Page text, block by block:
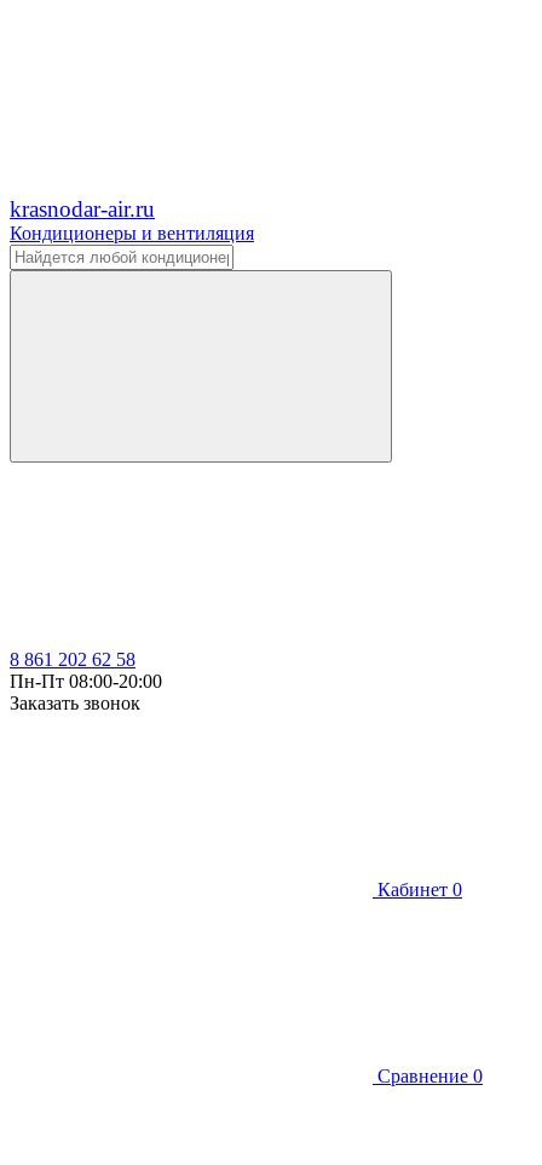
krasnodar-air.ru
Кондиционеры и вентиляция
8 861 202 62 58
Пн-Пт 08:00-20:00
Заказать звонок
Кабинет 0
Сравнение 0